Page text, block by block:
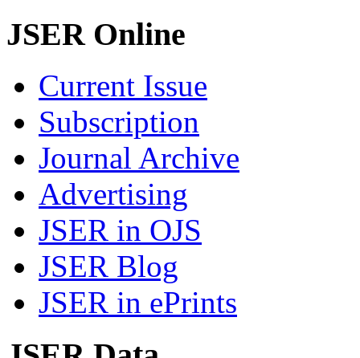
JSER Online
Current Issue
Subscription
Journal Archive
Advertising
JSER in OJS
JSER Blog
JSER in ePrints